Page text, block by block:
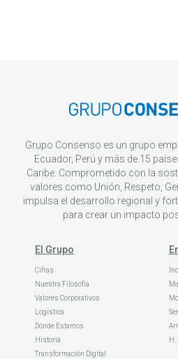
Grupo Consenso es un grupo
Ecuador, Perú y más de 15
Caribe. Comprometido con la
valores como Unión, Respeto,
impulsa el desarrollo regional y
para crear un impacto
El Grupo
Cifras
Nuestra Filosofía
Valores Corporativos
Logística
Dónde Estamos
Historia
Transformación Digital
H.